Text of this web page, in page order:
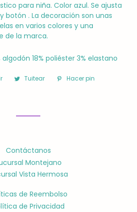
para niña. Color azul. Se ajusta
botón . La decoración son unas
en varios colores y una
de la marca.
algodón 18% poliéster 3% elastano
Compartir
Tuitear
TuitearHacer pin
Contáctanos
Montejano
Vista Hermosa
de Reembolso
de Privacidad